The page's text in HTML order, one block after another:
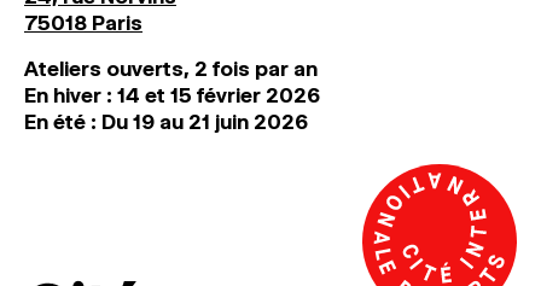
75018 Paris
Ateliers ouverts, 2 fois par an
En hiver : 14 et 15 février 2026
En été : Du 19 au 21 juin 2026